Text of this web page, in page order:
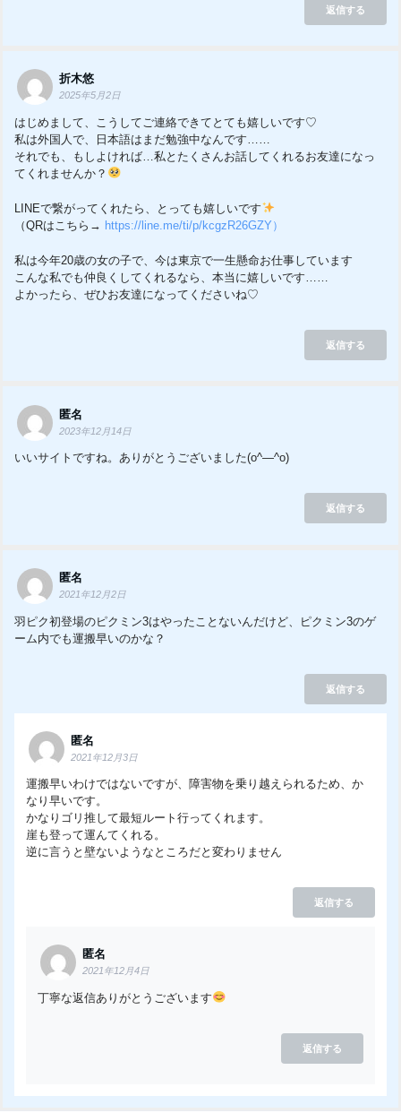
返信する
折木悠
2025年5月2日
はじめまして、こうしてご連絡できてとても嬉しいです♡
私は外国人で、日本語はまだ勉強中なんです……
それでも、もしよければ…私とたくさんお話してくれるお友達になっ
てくれませんか？
LINEで繋がってくれたら、とっても嬉しいです
（QRはこちら→ https://line.me/ti/p/kcgzR26GZY）
私は今年20歳の女の子で、今は東京で一生懸命お仕事しています
こんな私でも仲良くしてくれるなら、本当に嬉しいです……
よかったら、ぜひお友達になってくださいね♡
返信する
匿名
2023年12月14日
いいサイトですね。ありがとうございました(o^―^o)
返信する
匿名
2021年12月2日
羽ピク初登場のピクミン3はやったことないんだけど、ピクミン3のゲ
ーム内でも運搬早いのかな？
返信する
匿名
2021年12月3日
運搬早いわけではないですが、障害物を乗り越えられるため、か
なり早いです。
かなりゴリ推して最短ルート行ってくれます。
崖も登って運んてくれる。
逆に言うと壁ないようなところだと変わりません
返信する
匿名
2021年12月4日
丁寧な返信ありがとうございます
返信する